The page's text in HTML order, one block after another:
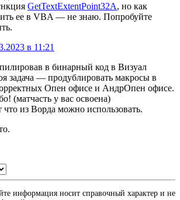
GetTextExtentPoint32A, но как
ее в VBA — не знаю. Попробуйте
в 11:21
в бинарный код в Визуал
задача — продублировать макросы в
Опен офисе и АндрОпен офисе.
(матчасть у вас освоена)
из Ворда можно использовать.
информация носит справочный характер и не